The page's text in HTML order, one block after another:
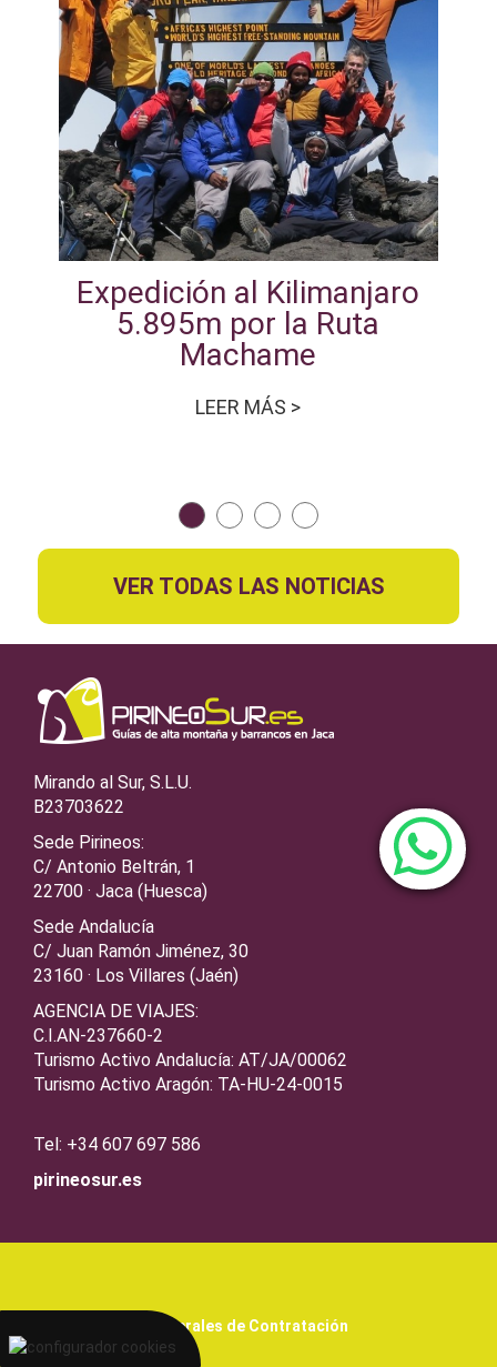
Expedición al Kilimanjaro
5.895m por la Ruta
Machame
LEER MÁS >
VER TODAS LAS NOTICIAS
Mirando al Sur, S.L.U.
B23703622
Sede Pirineos:
C/ Antonio Beltrán, 1
22700 · Jaca (Huesca)
Sede Andalucía
C/ Juan Ramón Jiménez, 30
23160 · Los Villares (Jaén)
AGENCIA DE VIAJES:
C.I.AN-237660-2
Turismo Activo Andalucía: AT/JA/00062
Turismo Activo Aragón: TA-HU-24-0015
Tel: +34 607 697 586
pirineosur.es
Condiciones Generales de Contratación